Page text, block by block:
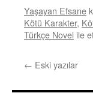
Yaşayan Efsane
Kötü Karakter,
Türkçe Novel ile
← Eski yazılar